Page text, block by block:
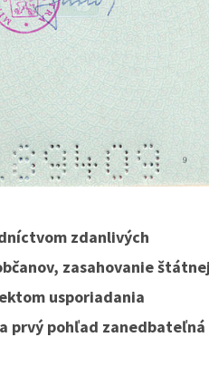
zdanlivých
zasahovanie štátnej
usporiadania
prvý pohľad zanedbateľná